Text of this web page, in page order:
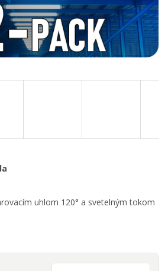
uhlom 120° a svetelným tokom